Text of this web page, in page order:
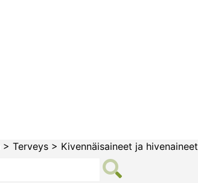
> Terveys > Kivennäisaineet ja hivenaineet